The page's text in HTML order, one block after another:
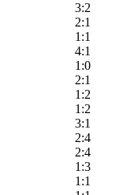
3:2
2:1
1:1
4:1
1:0
2:1
1:2
1:2
3:1
2:4
2:4
1:3
1:1